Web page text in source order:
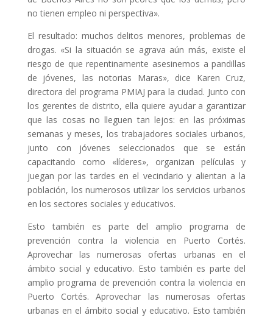
no tienen empleo ni perspectiva».
El resultado: muchos delitos menores, problemas de
drogas. «Si la situación se agrava aún más, existe el
riesgo de que repentinamente asesinemos a pandillas
de jóvenes, las notorias Maras», dice Karen Cruz,
directora del programa PMIAJ para la ciudad. Junto con
los gerentes de distrito, ella quiere ayudar a garantizar
que las cosas no lleguen tan lejos: en las próximas
semanas y meses, los trabajadores sociales urbanos,
junto con jóvenes seleccionados que se están
capacitando como «líderes», organizan películas y
juegan por las tardes en el vecindario y alientan a la
población, los numerosos utilizar los servicios urbanos
en los sectores sociales y educativos.
Esto también es parte del amplio programa de
prevención contra la violencia en Puerto Cortés.
Aprovechar las numerosas ofertas urbanas en el
ámbito social y educativo. Esto también es parte del
amplio programa de prevención contra la violencia en
Puerto Cortés. Aprovechar las numerosas ofertas
urbanas en el ámbito social y educativo. Esto también